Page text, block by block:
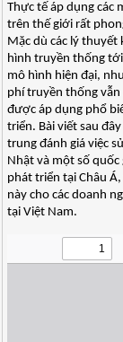
Thực tế áp dụng các
trên thế giới rất
Mặc dù các lý
hình truyền thống tới
mô hình hiện đại,
phí truyền thống vẫn
được áp dụng phổ
triển. Bài viết sau
trung đánh giá việc
Nhật và một số quốc
phát triển tại Châu
này cho các doanh
tại Việt Nam.